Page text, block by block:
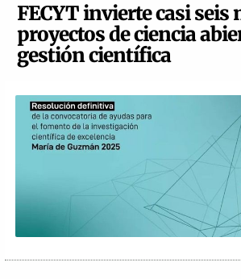
FECYT invierte casi seis
proyectos de ciencia
gestión científica